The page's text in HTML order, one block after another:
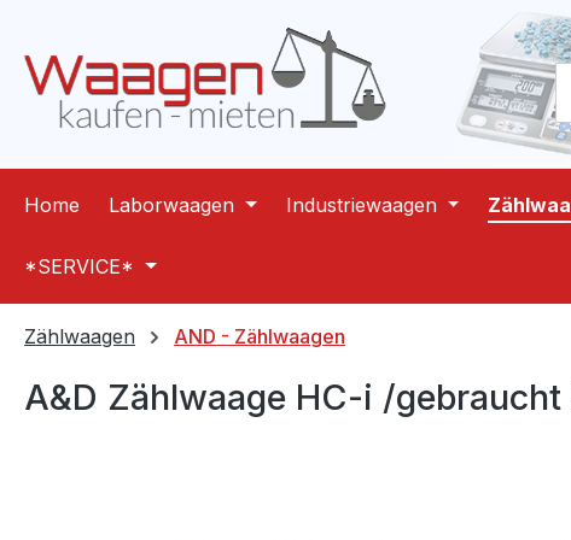
Zur Hauptnavigation springen
Home Laborwaagen Industriewaagen
*SERVICE*
Zählwaagen AND - Zählwaagen
A&D Zählwaage HC-i /